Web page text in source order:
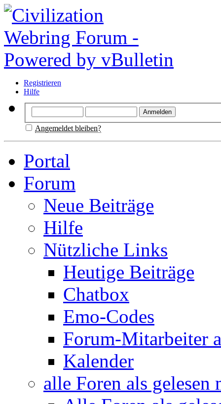
Registrieren
Hilfe
Angemeldet bleiben?
Portal
Forum
Neue Beiträge
Hilfe
Nützliche Links
Heutige Beiträge
Chatbox
Emo-Codes
Forum-Mitarbeiter
Kalender
alle Foren als gelesen